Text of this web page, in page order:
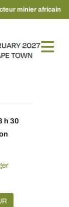
minier africain
h 30